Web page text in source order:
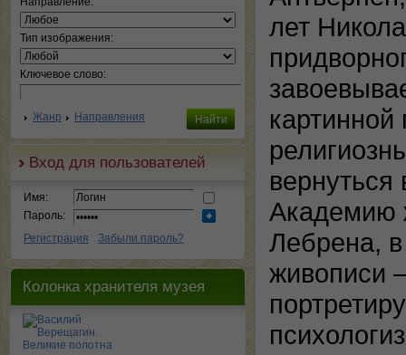
Тип изображения:
Ключевое слово:
Жанр Направления
Вход для пользователей
Имя:
Пароль:
Регистрация
Забыли пароль?
Колонка хранителя музея
лет
картинной
Академию
Лебрена, в
живописи